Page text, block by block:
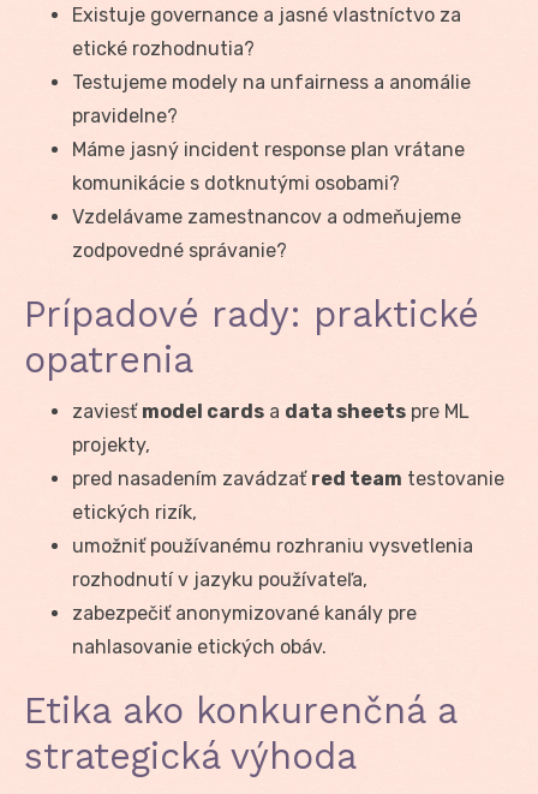
Existuje governance a jasné vlastníctvo za
etické rozhodnutia?
Testujeme modely na unfairness a anomálie
pravidelne?
Máme jasný incident response plan vrátane
komunikácie s dotknutými osobami?
Vzdelávame zamestnancov a odmeňujeme
zodpovedné správanie?
Prípadové rady: praktické
opatrenia
zaviesť model cards a data sheets pre ML
projekty,
pred nasadením zavádzať red team testovanie
etických rizík,
umožniť používanému rozhraniu vysvetlenia
rozhodnutí v jazyku používateľa,
zabezpečiť anonymizované kanály pre
nahlasovanie etických obáv.
Etika ako konkurenčná a
strategická výhoda